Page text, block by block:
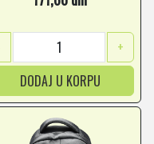
+
DODAJ U KORPU